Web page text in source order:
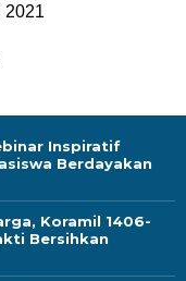
2021
Inspiratif
Berdayakan
Koramil 1406-
Bersihkan